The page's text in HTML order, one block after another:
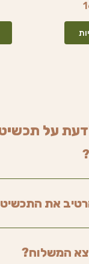
ניתן
על
את
המשלוח?